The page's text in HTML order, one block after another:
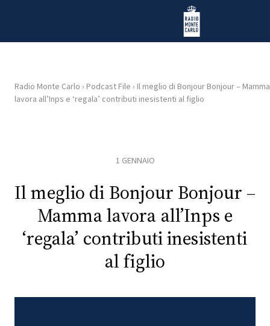
Radio Monte Carlo
HOME
RADIO
PLAYLIST
FOTO
Radio Monte Carlo › Podcast File › Il meglio di Bonjour Bonjour – Mamma
lavora all’Inps e ‘regala’ contributi inesistenti al figlio
1 GENNAIO
Il meglio di Bonjour Bonjour –
Mamma lavora all’Inps e
‘regala’ contributi inesistenti
al figlio